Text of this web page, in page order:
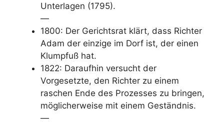
Unterlagen (1795).
—
1800: Der Gerichtsrat klärt, dass Richter
Adam der einzige im Dorf ist, der einen
Klumpfuß hat.
1822: Daraufhin versucht der
Vorgesetzte, den Richter zu einem
raschen Ende des Prozesses zu bringen,
möglicherweise mit einem Geständnis.
—